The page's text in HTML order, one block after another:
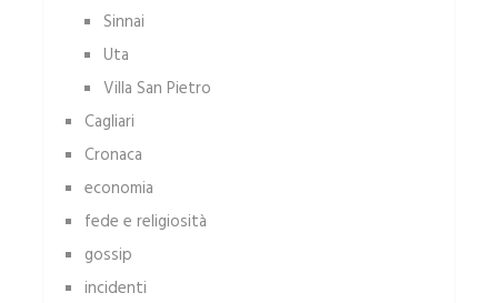
Sinnai
Uta
Villa San Pietro
Cagliari
Cronaca
economia
fede e religiosità
gossip
incidenti